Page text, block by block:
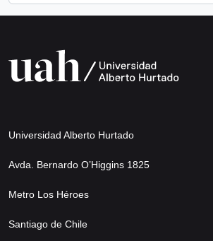
Universidad Alberto Hurtado
Avda. Bernardo O’Higgins 1825
Metro Los Héroes
Santiago de Chile